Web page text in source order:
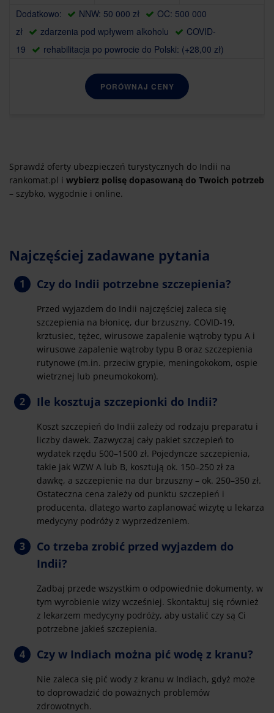
Dodatkowo:
NNW: 50 000 zł
OC: 500 000
zł
zdarzenia pod wpływem alkoholu
COVID-
19
rehabilitacja po powrocie do Polski: (+28,00 zł)
PORÓWNAJ CENY
Sprawdź oferty ubezpieczeń turystycznych do Indii na
rankomat.pl i wybierz polisę dopasowaną do Twoich potrzeb
– szybko, wygodnie i online.
Najczęściej zadawane pytania
Czy do Indii potrzebne szczepienia?
Przed wyjazdem do Indii najczęściej zaleca się
szczepienia na błonicę, dur brzuszny, COVID-19,
krztusiec, tężec, wirusowe zapalenie wątroby typu A i
wirusowe zapalenie wątroby typu B oraz szczepienia
rutynowe (m.in. przeciw grypie, meningokokom, ospie
wietrznej lub pneumokokom).
Ile kosztuja szczepionki do Indii?
Koszt szczepień do Indii zależy od rodzaju preparatu i
liczby dawek. Zazwyczaj cały pakiet szczepień to
wydatek rzędu 500–1500 zł. Pojedyncze szczepienia,
takie jak WZW A lub B, kosztują ok. 150–250 zł za
dawkę, a szczepienie na dur brzuszny – ok. 250–350 zł.
Ostateczna cena zależy od punktu szczepień i
producenta, dlatego warto zaplanować wizytę u lekarza
medycyny podróży z wyprzedzeniem.
Co trzeba zrobić przed wyjazdem do
Indii?
Zadbaj przede wszystkim o odpowiednie dokumenty, w
tym wyrobienie wizy wcześniej. Skontaktuj się również
z lekarzem medycyny podróży, aby ustalić czy są Ci
potrzebne jakieś szczepienia.
Czy w Indiach można pić wodę z kranu?
Nie zaleca się pić wody z kranu w Indiach, gdyż może
to doprowadzić do poważnych problemów
zdrowotnych.